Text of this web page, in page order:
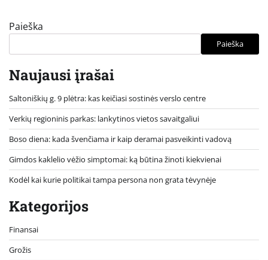
Paieška
Paieška
Naujausi įrašai
Saltoniškių g. 9 plėtra: kas keičiasi sostinės verslo centre
Verkių regioninis parkas: lankytinos vietos savaitgaliui
Boso diena: kada švenčiama ir kaip deramai pasveikinti vadovą
Gimdos kaklelio vėžio simptomai: ką būtina žinoti kiekvienai
Kodėl kai kurie politikai tampa persona non grata tėvynėje
Kategorijos
Finansai
Grožis